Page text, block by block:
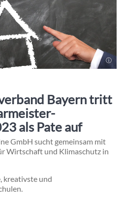
Bayern tritt
als Pate auf
GmbH sucht gemeinsam mit
Wirtschaft und Klimaschutz in
kreativste und